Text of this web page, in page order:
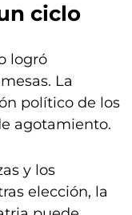
ciclo
logró
La
político de los
agotamiento.
y los
elección, la